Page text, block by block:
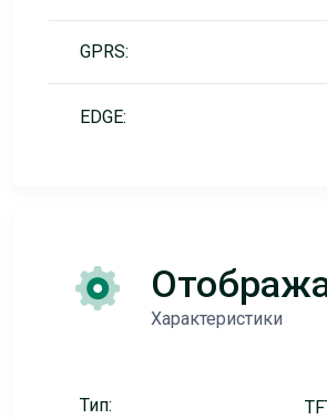
GPRS:
EDGE:
Характеристики
Тип: